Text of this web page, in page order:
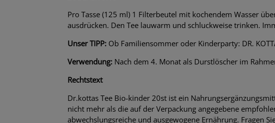
Pro Tasse (125 ml) 1 Filterbeutel mit kochendem Wasser
ausdrücken. Den Tee lauwarm und schluckweise trinken.
Unser TIPP: Ob Familiensommer oder Kinderparty: DR.
Verwendung: Nach dem 4. Monat als Durstlöscher im
Rechtstext
Dr.kottas Tee Bio-kinder 20st ist ein
nicht mehr als die auf der Verpackung angegebene
abwechslungsreiche und ausgewogene Ernährung. Fragen